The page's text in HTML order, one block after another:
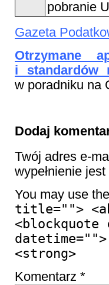
pobranie
Gazeta
Otrzymane
i standardów
w poradniku na
Dodaj
Twój adres e-
wypełnienie
You may use
title="">
<strong>
Komentarz *